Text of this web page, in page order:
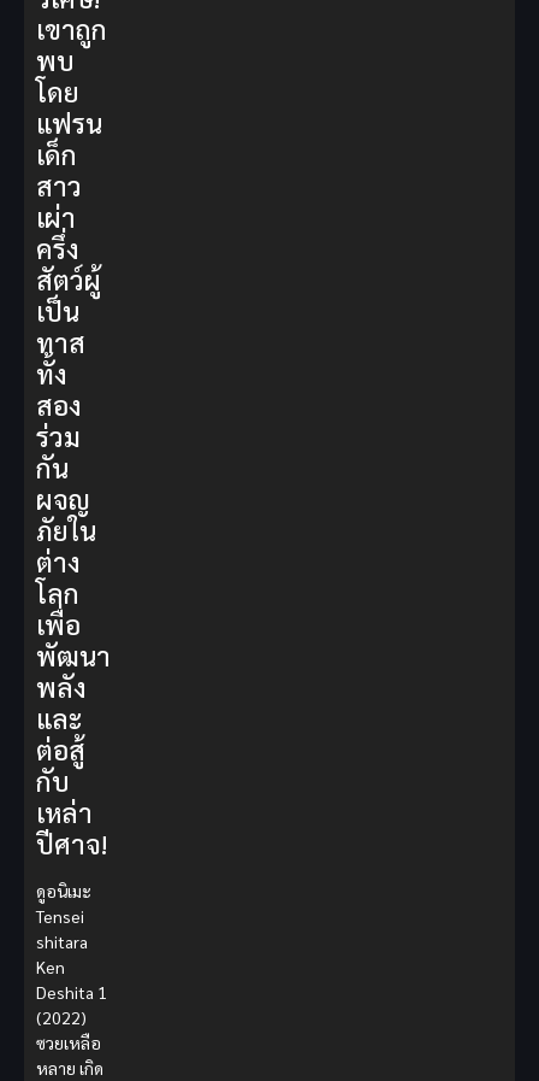
เขาถูก
พบ
โดย
แฟรน
เด็ก
สาว
เผ่า
ครึ่ง
สัตว์ผู้
เป็น
ทาส
ทั้ง
สอง
ร่วม
กัน
ผจญ
ภัยใน
ต่าง
โลก
เพื่อ
พัฒนา
พลัง
และ
ต่อสู้
กับ
เหล่า
ปีศาจ!
ดูอนิเมะ
Tensei
shitara
Ken
Deshita 1
(2022)
ซวยเหลือ
หลาย เกิด